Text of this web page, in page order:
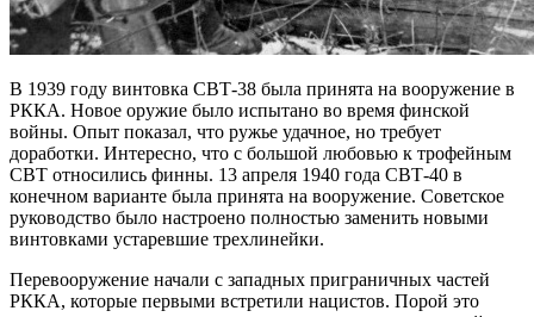
В 1939 году винтовка СВТ-38 была принята на вооружение в
РККА. Новое оружие было испытано во время финской
войны. Опыт показал, что ружье удачное, но требует
доработки. Интересно, что с большой любовью к трофейным
СВТ относились финны. 13 апреля 1940 года СВТ-40 в
конечном варианте была принята на вооружение. Советское
руководство было настроено полностью заменить новыми
винтовками устаревшие трехлинейки.
Перевооружение начали с западных приграничных частей
РККА, которые первыми встретили нацистов. Порой это